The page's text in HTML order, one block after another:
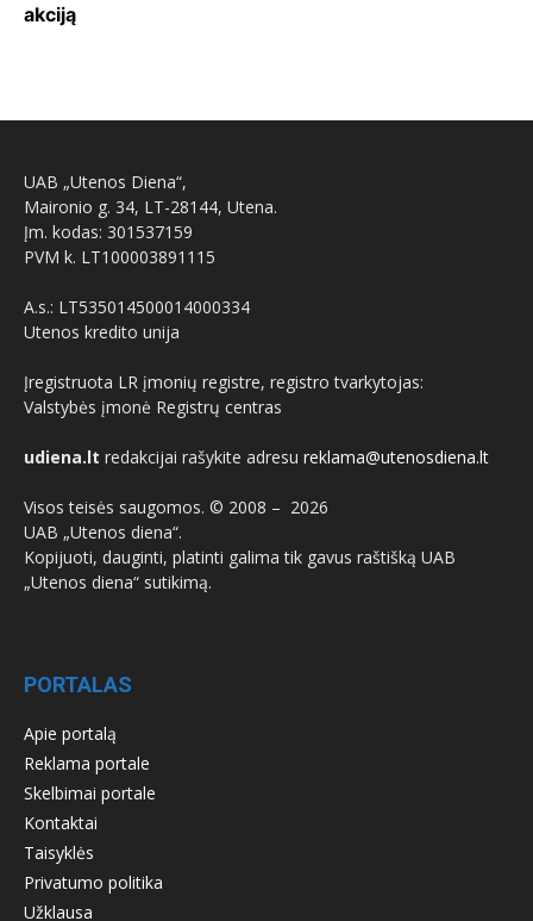
akciją
UAB „Utenos Diena“,
Maironio g. 34, LT-28144, Utena.
Įm. kodas: 301537159
PVM k. LT100003891115
A.s.: LT535014500014000334
Utenos kredito unija
Įregistruota LR įmonių registre, registro tvarkytojas:
Valstybės įmonė Registrų centras
udiena.lt redakcijai rašykite adresu reklama@utenosdiena.lt
Visos teisės saugomos. © 2008 – 2026
UAB „Utenos diena“.
Kopijuoti, dauginti, platinti galima tik gavus raštišką UAB
„Utenos diena“ sutikimą.
PORTALAS
Apie portalą
Reklama portale
Skelbimai portale
Kontaktai
Taisyklės
Privatumo politika
Užklausa